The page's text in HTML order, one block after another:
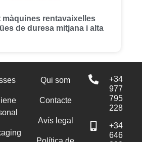
màquines rentavaixelles
de duresa mitjana i alta
Qui som
Contacte
Avís legal
+34
977
795
228
+34
646